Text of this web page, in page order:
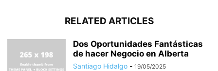
RELATED ARTICLES
Dos Oportunidades Fantásticas
de hacer Negocio en Alberta
Santiago Hidalgo - 19/05/2025